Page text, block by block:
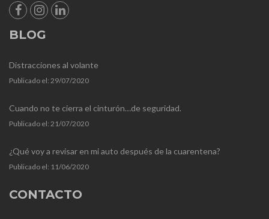
BLOG
Distracciones al volante
Publicado el: 29/07/2020
Cuando no te cierra el cinturón…de seguridad.
Publicado el: 21/07/2020
¿Qué voy a revisar en mi auto después de la cuarentena?
Publicado el: 11/06/2020
CONTACTO